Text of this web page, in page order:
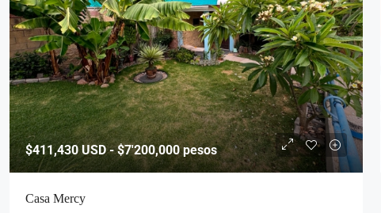
$411,430USD - $7'200,000 pesos
Casa Mercy